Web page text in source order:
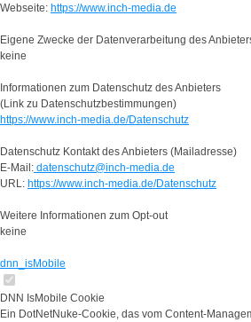
Webseite: https://www.inch-media.de
Eigene Zwecke der Datenverarbeitung des
keine
Informationen zum Datenschutz des Anbieters
(Link zu Datenschutzbestimmungen)
https://www.inch-media.de/Datenschutz
Datenschutz Kontakt des Anbieters (Mailadresse)
E-Mail: datenschutz@inch-media.de
URL: https://www.inch-media.de/Datenschutz
Weitere Informationen zum Opt-out
keine
dnn_isMobile
DNN IsMobile Cookie
Ein DotNetNuke-Cookie, das vom Content-